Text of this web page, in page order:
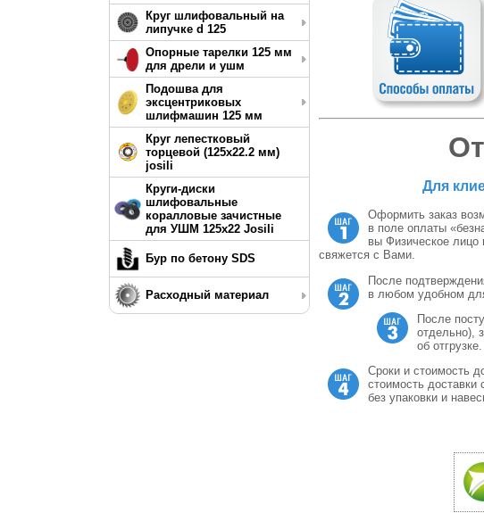
Круг шлифовальный на
липучке d 125
Опорные тарелки 125 мм
для дрели и ушм
Подошва для
эксцентриковых
шлифмашин 125 мм
Круг лепестковый
торцевой (125х22.2 мм)
josili
Круги-диски
шлифовальные
коралловые зачистные
для УШМ 125х22 Josili
Бур по бетону SDS
Расходный материал
Для
Оформить заказ
в поле оплаты
вы Физическое
свяжется с Вами.
После
в любом удобном
После
отдельно),
об отгрузке.
Сроки и стоимость
стоимость доставки
без упаковки и